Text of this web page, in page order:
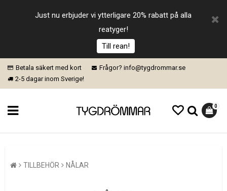
Just nu erbjuder vi ytterligare 20% rabatt på alla
reatyger!
Till rean!
Betala säkert med kort
Frågor? info@tygdrommar.se
2-5 dagar inom Sverige!
0
TILLBEHÖR NÅLAR